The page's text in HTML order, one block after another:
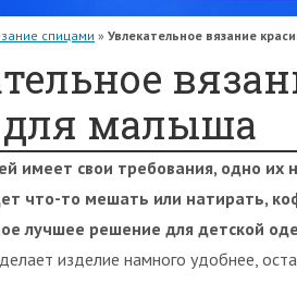
спицами » Увлекательное вязание
малыша
имеет свои требования, одно
что-то мешать или натирать,
лучшее решение для детской
изделие намного удобнее,